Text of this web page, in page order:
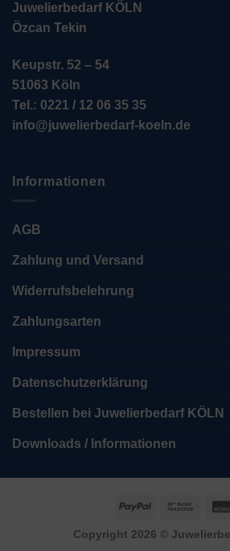
Juwelierbedarf KÖLN
Özcan Tekin
Keupstr. 52 – 54
51063 Köln
Tel.: 0221 / 12 06 35 35
info@juwelierbedarf-koeln.de
Informationen
AGB
Zahlung und Versand
Widerrufsbelehrung
Zahlungsarten
Impressum
Datenschutzerklärung
Bestellen bei Juwelierbedarf KÖLN
Downloads / Informationen
PayPal
Bank
Copyright 2026 ©